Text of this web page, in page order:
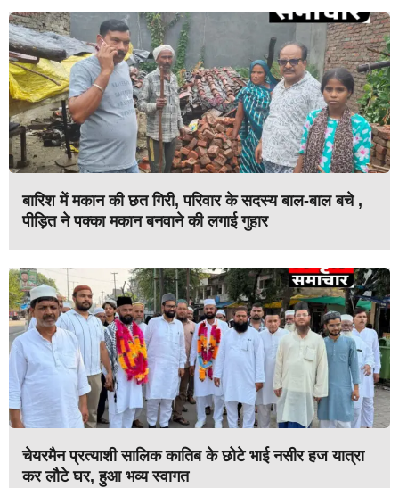
बारिश में मकान की छत गिरी, परिवार के सदस्य बाल-बाल बचे ,
पीड़ित ने पक्का मकान बनवाने की लगाई गुहार
चेयरमैन प्रत्याशी सालिक कातिब के छोटे भाई नसीर हज यात्रा
कर लौटे घर, हुआ भव्य स्वागत